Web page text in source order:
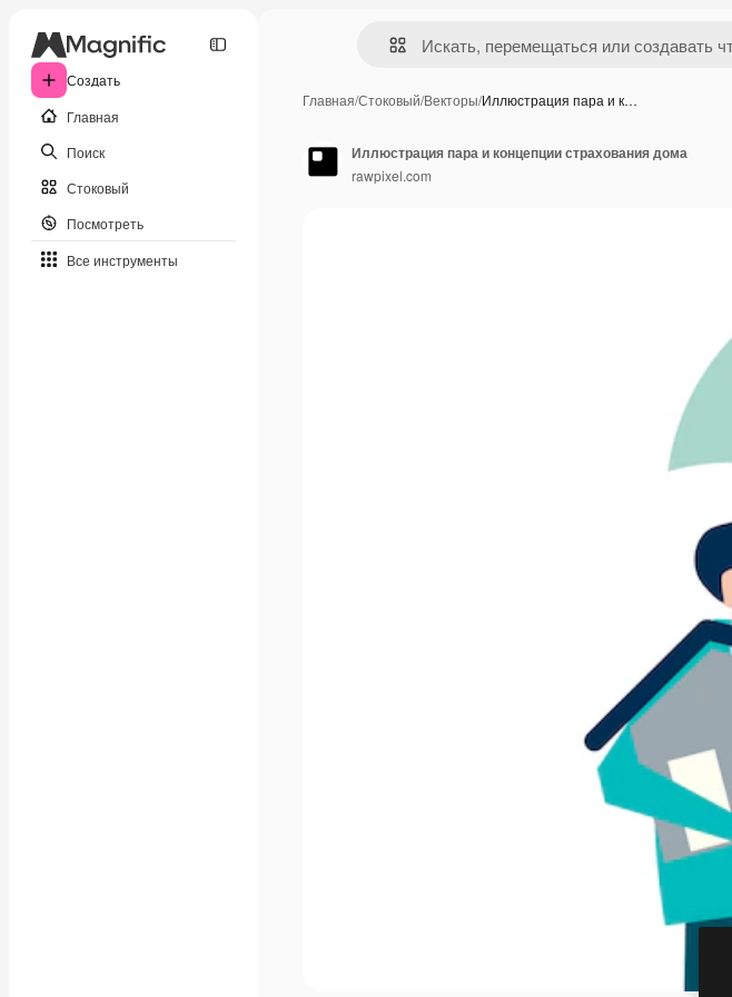
Создать
Главная
Поиск
Стоковый
Посмотреть
Все инструменты
Главная/Стоковый/Векторы/Иллюстрация пара и к…
Иллюстрация пара и концепции страхования дома
rawpixel.com